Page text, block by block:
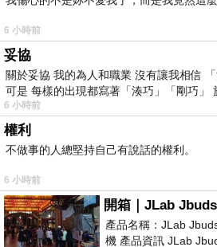
6 小時前
妥協
關於妥協 我的為人和職業 沒有讓我相信
可是 每樣的出現都寫著「湊巧」「剛巧」
6 小時前
權利
不做事的人總堅持自己有說話的權利。
6 小時前
產品名稱：JLab
機 產品資訊 JLab